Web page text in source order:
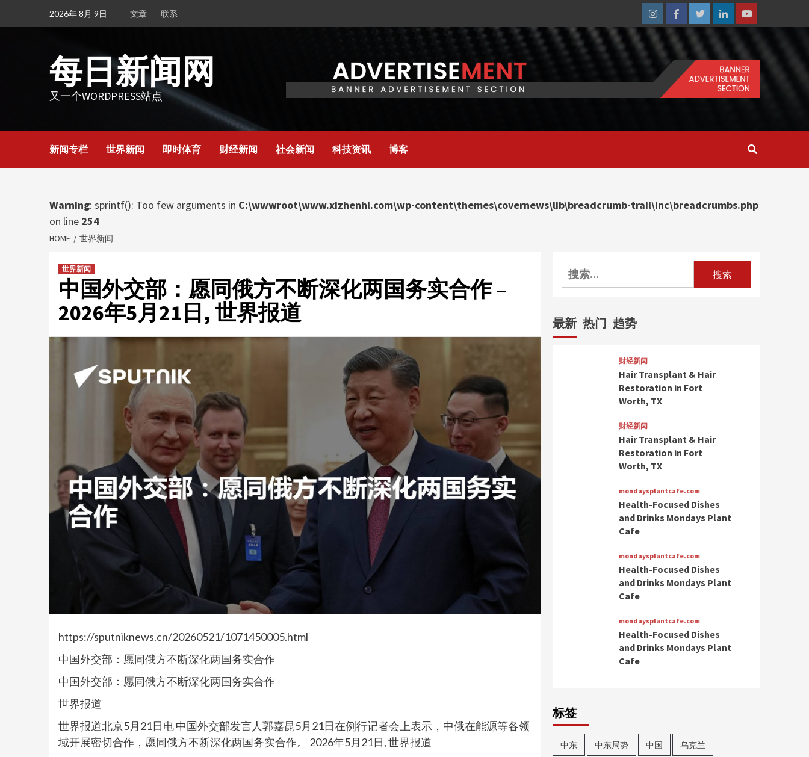
2026年 8月 9日 文章 联系
InstagramFacebookTwitterLinkedinYoutube
每日新闻网
又一个WORDPRESS站点
新闻专栏 世界新闻 即时体育 财经新闻 社会新闻 科技资讯 博客
Warning: sprintf(): Too few arguments in C:\wwwroot\www.xizhenhl.com\wp-content\themes\covernews\lib\breadcrumb-trail\inc\breadcrumbs.php
on line 254
HOME 世界新闻
世界新闻
中国外交部：愿同俄方不断深化两国务实合作 –
2026年5月21日, 世界报道
https://sputniknews.cn/20260521/1071450005.html
中国外交部：愿同俄方不断深化两国务实合作
中国外交部：愿同俄方不断深化两国务实合作
世界报道
世界报道北京5月21日电 中国外交部发言人郭嘉昆5月21日在例行记者会上表示，中俄在能源等各领
域开展密切合作，愿同俄方不断深化两国务实合作。 2026年5月21日, 世界报道
搜
索：
最新 热门 趋势
财经新闻
Hair Transplant & Hair
Restoration in Fort
Worth, TX
财经新闻
Hair Transplant & Hair
Restoration in Fort
Worth, TX
mondaysplantcafe.com
Health-Focused Dishes
and Drinks Mondays Plant
Cafe
mondaysplantcafe.com
Health-Focused Dishes
and Drinks Mondays Plant
Cafe
mondaysplantcafe.com
Health-Focused Dishes
and Drinks Mondays Plant
Cafe
标签
中东 中东局势 中国 乌克兰